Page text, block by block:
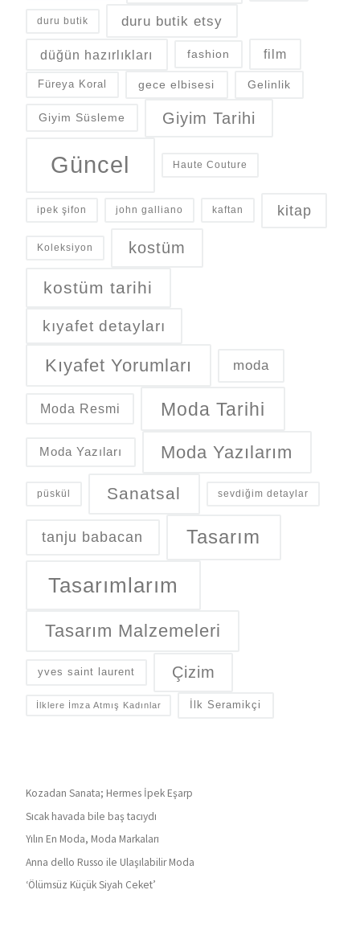
duru butik duru butik etsy
düğün hazırlıkları fashion film
Füreya Koral gece elbisesi Gelinlik
Giyim Süsleme Giyim Tarihi
Güncel Haute Couture
ipek şifon john galliano kaftan kitap
Koleksiyon kostüm
kostüm tarihi
kıyafet detayları
Kıyafet Yorumları moda
Moda Resmi Moda Tarihi
Moda Yazıları Moda Yazılarım
püskül Sanatsal sevdiğim detaylar
tanju babacan Tasarım
Tasarımlarım
Tasarım Malzemeleri
yves saint laurent Çizim
İlklere İmza Atmış Kadınlar İlk Seramikçi
Kozadan Sanata; Hermes İpek Eşarp
Sıcak havada bile baş tacıydı
Yılın En Moda, Moda Markaları
Anna dello Russo ile Ulaşılabilir Moda
‘Ölümsüz Küçük Siyah Ceket’